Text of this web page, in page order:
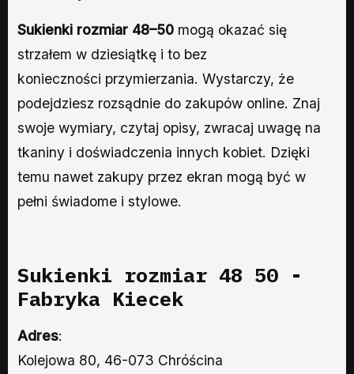
Sukienki rozmiar 48–50 mogą okazać się
strzałem w dziesiątkę i to bez
konieczności przymierzania. Wystarczy, że
podejdziesz rozsądnie do zakupów online. Znaj
swoje wymiary, czytaj opisy, zwracaj uwagę na
tkaniny i doświadczenia innych kobiet. Dzięki
temu nawet zakupy przez ekran mogą być w
pełni świadome i stylowe.
Sukienki rozmiar 48 50 -
Fabryka Kiecek
Adres:
Kolejowa 80, 46-073 Chróścina